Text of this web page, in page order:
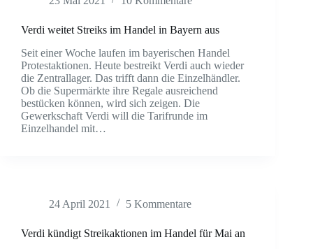
Verdi weitet Streiks im Handel in Bayern aus
Seit einer Woche laufen im bayerischen Handel
Protestaktionen. Heute bestreikt Verdi auch wieder
die Zentrallager. Das trifft dann die Einzelhändler.
Ob die Supermärkte ihre Regale ausreichend
bestücken können, wird sich zeigen. Die
Gewerkschaft Verdi will die Tarifrunde im
Einzelhandel mit…
24 April 2021 5 Kommentare
Verdi kündigt Streikaktionen im Handel für Mai an